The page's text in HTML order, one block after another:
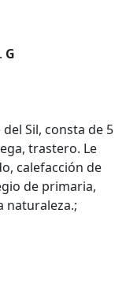
G
Sil, consta de 5
trastero. Le
calefacción de
de primaria,
naturaleza.;